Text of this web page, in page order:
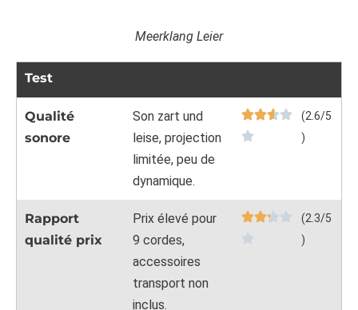
Meerklang Leier
Test
Qualité
sonore
Son zart und
leise, projection
limitée, peu de
dynamique.
(2.6/5
)
Rapport
qualité prix
Prix élevé pour
9 cordes,
accessoires
transport non
inclus.
(2.3/5
)